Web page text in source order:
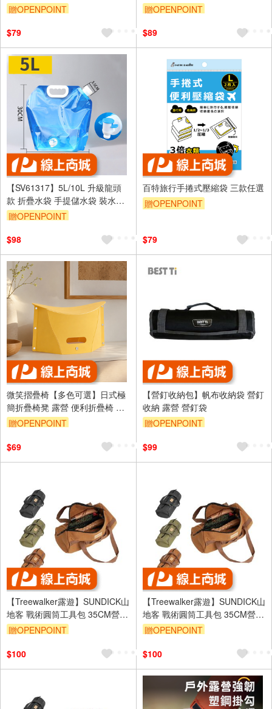
贈OPENPOINT
$79
贈OPENPOINT
$89
【SV61317】5L/10L 升級龍頭
款 折疊水袋 手提儲水袋 裝水袋
戶外露營野炊 旅行登山便攜儲水
贈OPENPOINT
$98
百特旅行手捲式壓縮袋 三款任選
贈OPENPOINT
$79
微笑摺疊椅【多色可選】日式極
簡折疊椅凳 露營 便利折疊椅 便
攜 舒適 耐重 可收納摺疊椅 外出
子
贈OPENPOINT
$69
【營釘收納包】帆布收納袋 營釘
收納 露營 營釘袋
贈OPENPOINT
$99
【Treewalker露遊】SUNDICK山
地客 戰術圓筒工具包 35CM營釘
收納包 露營配件雜物收納包 黑
贈OPENPOINT
$100
【Treewalker露遊】SUNDICK山
地客 戰術圓筒工具包 35CM營釘
收納包 露營配件雜物收納包 沙
贈OPENPOINT
$100